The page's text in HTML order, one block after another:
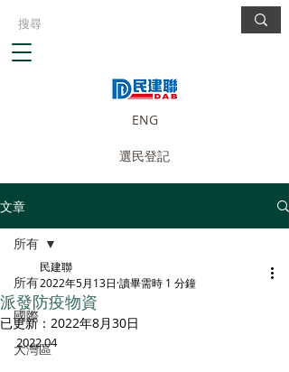
ENG
選民登記
文章
所有
國際
大灣區
所有
派發防疫物資
民建聯
2022年5月13日 讀畢需時 1 分鐘
已更新： 2022年8月30日
2022.04